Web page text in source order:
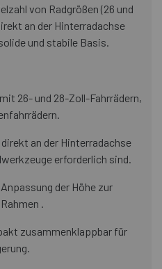
von Radgrößen (26 und
an der Hinterradachse
und stabile Basis.
26- und 28-Zoll-Fahrrädern,
an der Hinterradachse
erforderlich sind.
der Höhe zur
.
zusammenklappbar für